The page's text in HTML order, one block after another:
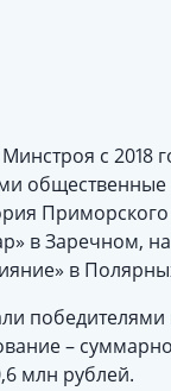
с 2018
общественные
в Заречном,
в
–
млн рублей.